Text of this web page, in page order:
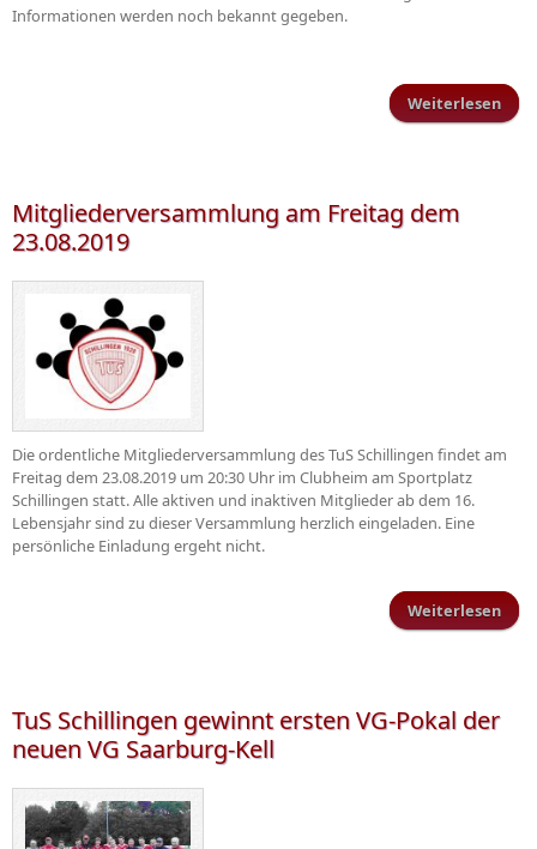
Informationen werden noch bekannt gegeben.
Weiterlesen
Mitgliederversammlung am Freitag dem
23.08.2019
Die ordentliche Mitgliederversammlung des TuS Schillingen findet am
Freitag dem 23.08.2019 um 20:30 Uhr im Clubheim am Sportplatz
Schillingen statt. Alle aktiven und inaktiven Mitglieder ab dem 16.
Lebensjahr sind zu dieser Versammlung herzlich eingeladen. Eine
persönliche Einladung ergeht nicht.
Weiterlesen
TuS Schillingen gewinnt ersten VG-Pokal der
neuen VG Saarburg-Kell